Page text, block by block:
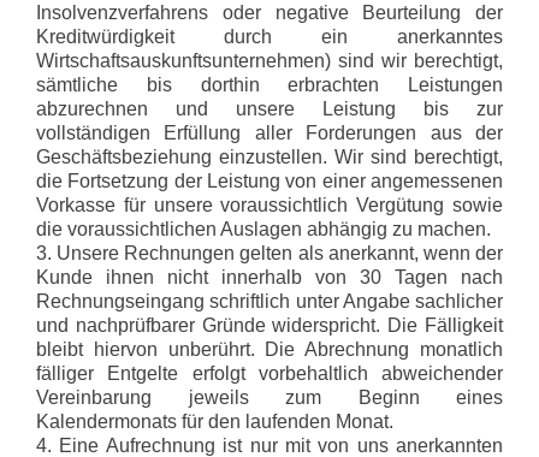
Insolvenzverfahrens oder negative Beurteilung der
Kreditwürdigkeit durch ein anerkanntes
Wirtschaftsauskunftsunternehmen) sind wir berechtigt,
sämtliche bis dorthin erbrachten Leistungen
abzurechnen und unsere Leistung bis zur
vollständigen Erfüllung aller Forderungen aus der
Geschäftsbeziehung einzustellen. Wir sind berechtigt,
die Fortsetzung der Leistung von einer angemessenen
Vorkasse für unsere voraussichtlich Vergütung sowie
die voraussichtlichen Auslagen abhängig zu machen.
3. Unsere Rechnungen gelten als anerkannt, wenn der
Kunde ihnen nicht innerhalb von 30 Tagen nach
Rechnungseingang schriftlich unter Angabe sachlicher
und nachprüfbarer Gründe widerspricht. Die Fälligkeit
bleibt hiervon unberührt. Die Abrechnung monatlich
fälliger Entgelte erfolgt vorbehaltlich abweichender
Vereinbarung jeweils zum Beginn eines
Kalendermonats für den laufenden Monat.
4. Eine Aufrechnung ist nur mit von uns anerkannten